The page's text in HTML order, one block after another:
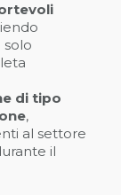
solo
di tipo
,
al settore
il